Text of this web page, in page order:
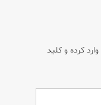
کرده و کلید